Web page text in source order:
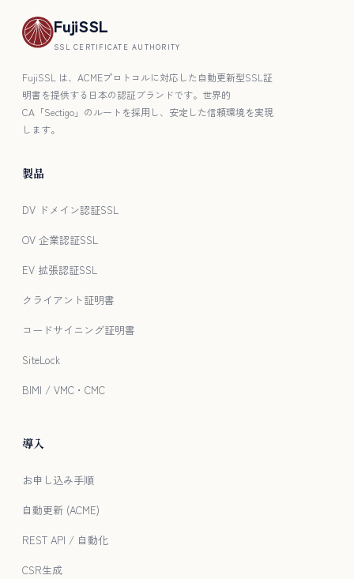
FujiSSL
SSL CERTIFICATE AUTHORITY
FujiSSL は、ACMEプロトコルに対応した自動更新型SSL証
明書を提供する日本の認証ブランドです。世界的
CA「Sectigo」のルートを採用し、安定した信頼環境を実現
します。
製品
DV ドメイン認証SSL
OV 企業認証SSL
EV 拡張認証SSL
クライアント証明書
コードサイニング証明書
SiteLock
BIMI / VMC・CMC
導入
お申し込み手順
自動更新 (ACME)
REST API / 自動化
CSR生成